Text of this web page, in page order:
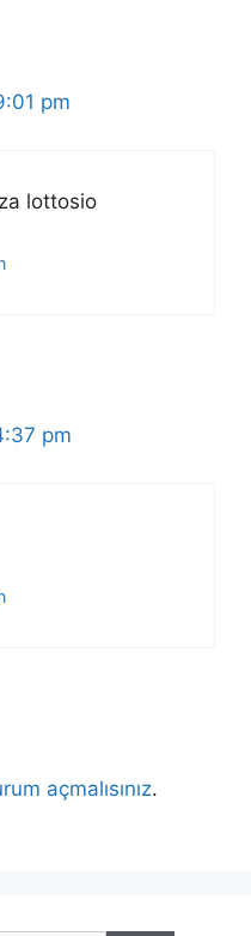
pm
lottosio
pm
açmalısınız.